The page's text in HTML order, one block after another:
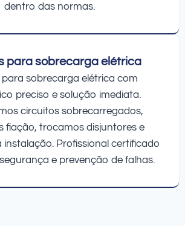
dentro das normas.
para sobrecarga elétrica
para sobrecarga elétrica com
preciso e solução imediata.
circuitos sobrecarregados,
fiação, trocamos disjuntores e
instalação. Profissional certificado
e prevenção de falhas.